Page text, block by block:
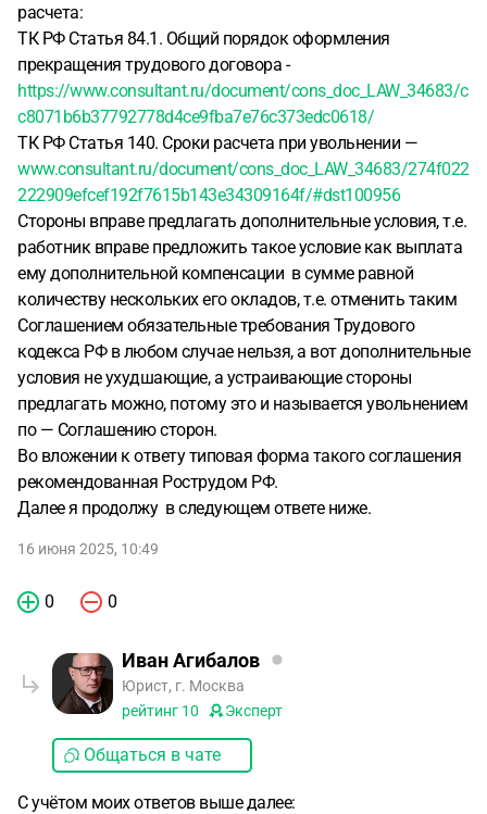
расчета:
ТК РФ Статья 84.1. Общий порядок оформления
прекращения трудового договора -
https://www.consultant.ru/document/cons_doc_LAW_34683/c
c8071b6b37792778d4ce9fba7e76c373edc0618/
ТК РФ Статья 140. Сроки расчета при увольнении —
www.consultant.ru/document/cons_doc_LAW_34683/274f022
222909efcef192f7615b143e34309164f/#dst100956
Стороны вправе предлагать дополнительные условия, т.е.
работник вправе предложить такое условие как выплата
ему дополнительной компенсации в сумме равной
количеству нескольких его окладов, т.е. отменить таким
Соглашением обязательные требования Трудового
кодекса РФ в любом случае нельзя, а вот дополнительные
условия не ухудшающие, а устраивающие стороны
предлагать можно, потому это и называется увольнением
по — Соглашению сторон.
Во вложении к ответу типовая форма такого соглашения
рекомендованная Рострудом РФ.
Далее я продолжу в следующем ответе ниже.
16 июня 2025, 10:49
0 0
Иван Агибалов
Юрист, г. Москва
рейтинг 10 Эксперт
Общаться в чате
С учётом моих ответов выше далее: